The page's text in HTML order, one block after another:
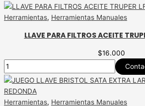
Herramientas, Herramientas Manuales
LLAVE PARA FILTROS ACEITE
$16.000
Herramientas, Herramientas Manuales